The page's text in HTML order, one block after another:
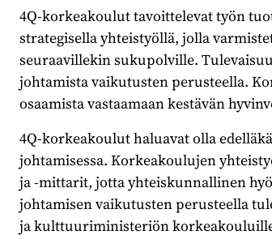
4Q-korkeakoulut tavoittelevat työn
strategisella yhteistyöllä, jolla
seuraavillekin sukupolville.
johtamista vaikutusten perusteella.
osaamista vastaamaan kestävän
4Q-korkeakoulut haluavat olla
johtamisessa. Korkeakoulujen
ja -mittarit, jotta yhteiskunnallinen
johtamisen vaikutusten perusteella
ja kulttuuriministeriön